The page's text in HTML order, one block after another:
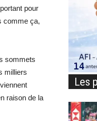
pour
comme ça,
sommets
milliers
raison de la
Les